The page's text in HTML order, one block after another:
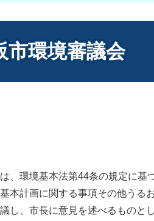
市環境審議会
、環境基本法第44条の規定に基
本計画に関する事項その他うる
し、市長に意見を述べるものとし